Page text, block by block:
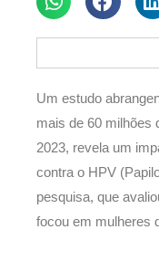
Um estudo
mais de 60 milhões
2023, revela um
contra o HPV
pesquisa, que
focou em mulheres